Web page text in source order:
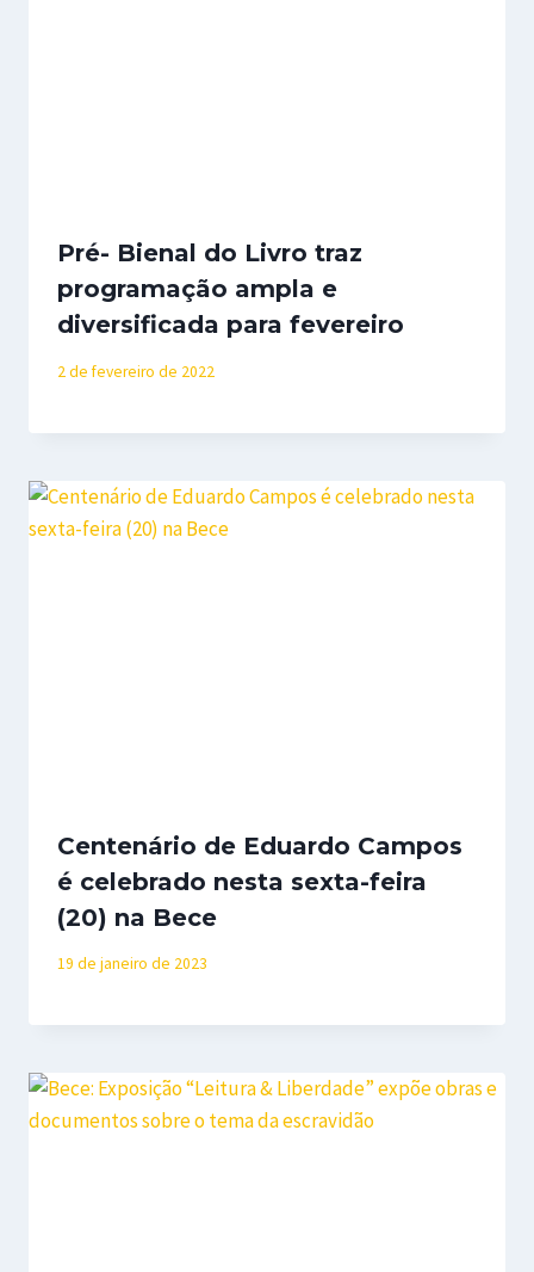
Pré- Bienal do Livro traz
programação ampla e
diversificada para fevereiro
2 de fevereiro de 2022
Centenário de Eduardo Campos
é celebrado nesta sexta-feira
(20) na Bece
19 de janeiro de 2023